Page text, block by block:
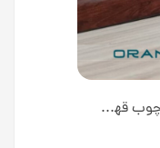
قرنیز پی وی سی 9 سانت طرح چوب قهوه ای به طول 3 متر کد 929 [انبار تهران]